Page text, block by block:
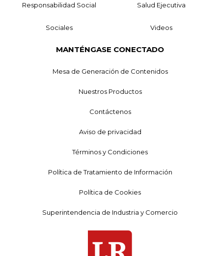
Responsabilidad Social Salud Ejecutiva
Sociales Videos
MANTÉNGASE CONECTADO
Mesa de Generación de Contenidos
Nuestros Productos
Contáctenos
Aviso de privacidad
Términos y Condiciones
Política de Tratamiento de Información
Política de Cookies
Superintendencia de Industria y Comercio